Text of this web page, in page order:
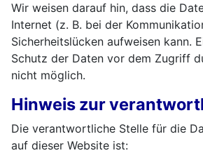
Wir weisen darauf hin, dass die
Internet (z. B. bei der
Sicherheitslücken aufweisen kann.
Schutz der Daten vor dem Zugriff
nicht möglich.
Hinweis zur
Die verantwortliche Stelle für die
auf dieser Website ist: